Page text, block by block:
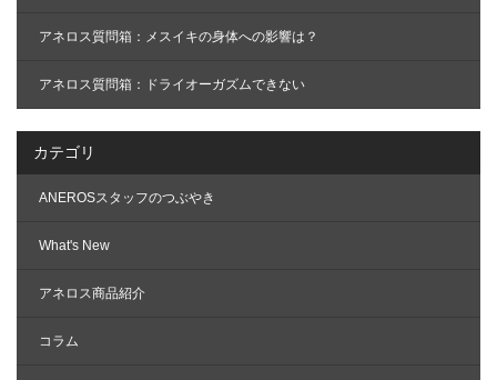
アネロス質問箱：メスイキの身体への影響は？
アネロス質問箱：ドライオーガズムできない
カテゴリ
ANEROSスタッフのつぶやき
What's New
アネロス商品紹介
コラム